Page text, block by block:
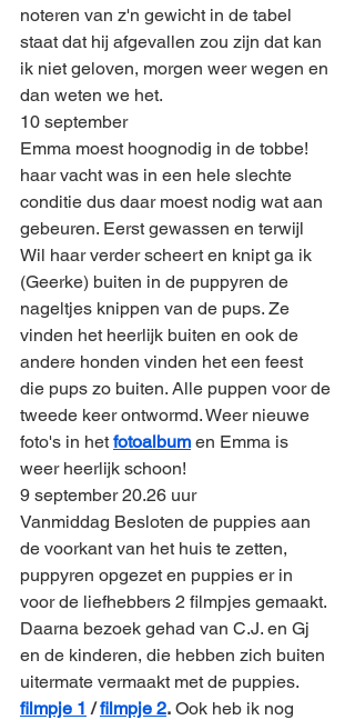
noteren van z'n gewicht in de tabel
staat dat hij afgevallen zou zijn dat kan
ik niet geloven, morgen weer wegen en
dan weten we het.
10 september
Emma moest hoognodig in de tobbe!
haar vacht was in een hele slechte
conditie dus daar moest nodig wat aan
gebeuren. Eerst gewassen en terwijl
Wil haar verder scheert en knipt ga ik
(Geerke) buiten in de puppyren de
nageltjes knippen van de pups. Ze
vinden het heerlijk buiten en ook de
andere honden vinden het een feest
die pups zo buiten. Alle puppen voor de
tweede keer ontwormd. Weer nieuwe
foto's in het fotoalbum en Emma is
weer heerlijk schoon!
9 september 20.26 uur
Vanmiddag Besloten de puppies aan
de voorkant van het huis te zetten,
puppyren opgezet en puppies er in
voor de liefhebbers 2 filmpjes gemaakt.
Daarna bezoek gehad van C.J. en Gj
en de kinderen, die hebben zich buiten
uitermate vermaakt met de puppies.
filmpje 1 / filmpje 2. Ook heb ik nog